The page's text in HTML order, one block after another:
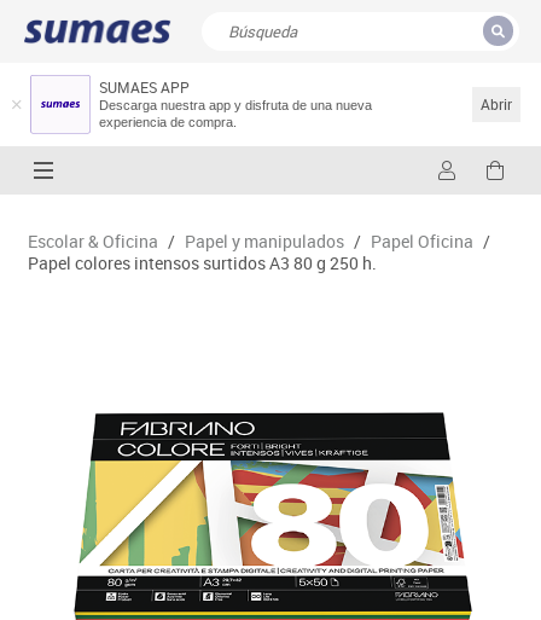
SUMAES APP
Descarga nuestra app y disfruta de una nueva
experiencia de compra.
Abrir
Resultados de la búsqueda
Escolar & Oficina / Papel y manipulados / Papel Oficina /
Papel colores intensos surtidos A3 80 g 250 h.